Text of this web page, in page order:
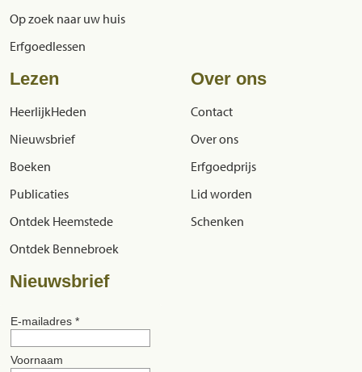
Op zoek naar uw huis
Erfgoedlessen
Lezen
HeerlijkHeden
Nieuwsbrief
Boeken
Publicaties
Ontdek Heemstede
Ontdek Bennebroek
Over ons
Contact
Over ons
Erfgoedprijs
Lid worden
Schenken
Nieuwsbrief